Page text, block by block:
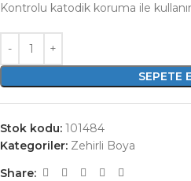
Kontrolu katodik koruma ile
SEPETE
Stok kodu: 101484
Kategoriler: Zehirli Boya
Share: